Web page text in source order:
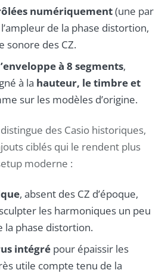
numériquement(une par
de la phase distortion,
sonore des CZ.
à 8 segments,
à la hauteur, le timbre et
sur les modèles d’origine.
des Casio historiques,
ciblés qui le rendent plus
moderne :
, absent des CZ d’époque,
les harmoniques un peu
la phase distortion.
intégrépour épaissir les
utile compte tenu de la